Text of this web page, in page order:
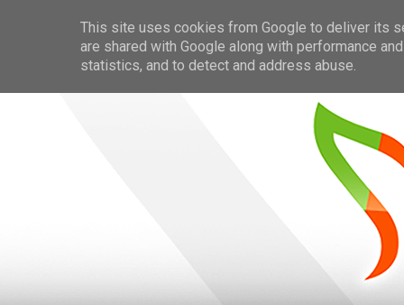
This site uses cookies from Google to deliver its
are shared with Google along with performance
statistics, and to detect and address abuse.